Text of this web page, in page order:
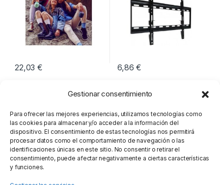
Gestionar consentimiento
Para ofrecer las mejores experiencias, utilizamos tecnologías como
las cookies para almacenar y/o acceder a la información del
dispositivo. El consentimiento de estas tecnologías nos permitirá
procesar datos como el comportamiento de navegación o las
identificaciones únicas en este sitio. No consentir o retirar el
consentimiento, puede afectar negativamente a ciertas características
y funciones.
22,03€ 6,86€